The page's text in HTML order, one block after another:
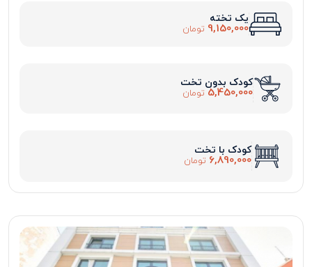
یک تخته
9,150,000 تومان
کودک بدون تخت
5,450,000 تومان
کودک با تخت
6,890,000 تومان